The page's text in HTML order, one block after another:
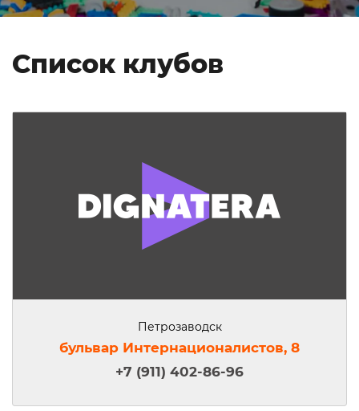
Список клубов
Петрозаводск
бульвар Интернационалистов, 8
+7 (911) 402-86-96